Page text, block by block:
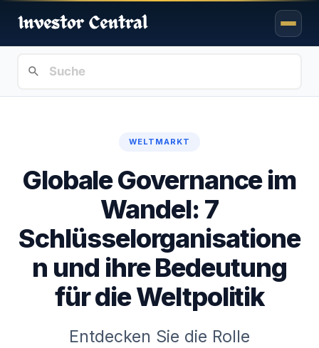
WELTMARKT
Globale Governance im
Wandel: 7
Schlüsselorganisatione
n und ihre Bedeutung
für die Weltpolitik
Entdecken Sie die Rolle